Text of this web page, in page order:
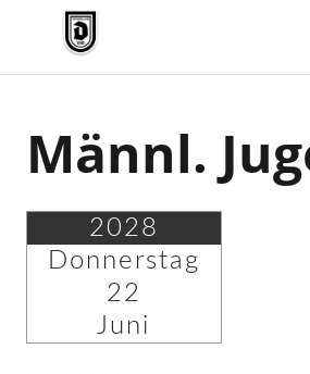
TV Jahn Duderstadt
Männl.
2028
Donnerstag
22
Juni